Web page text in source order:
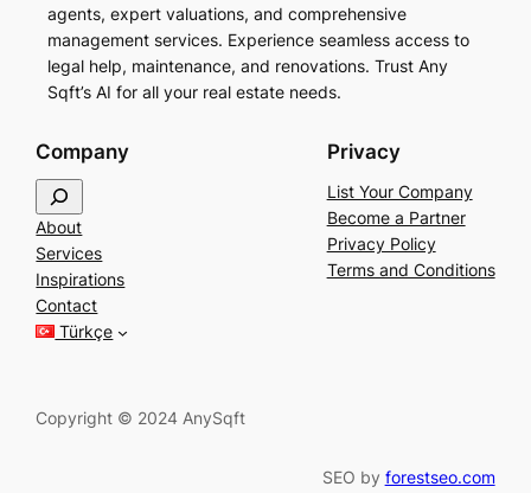
agents, expert valuations, and comprehensive
management services. Experience seamless access to
legal help, maintenance, and renovations. Trust Any
Sqft’s AI for all your real estate needs.
Company
e
a
r
c
h
About
Services
Inspirations
Contact
Türkçe
Privacy
List Your Company
Become a Partner
Privacy Policy
Terms and Conditions
Copyright © 2024 AnySqft
SEO by forestseo.com